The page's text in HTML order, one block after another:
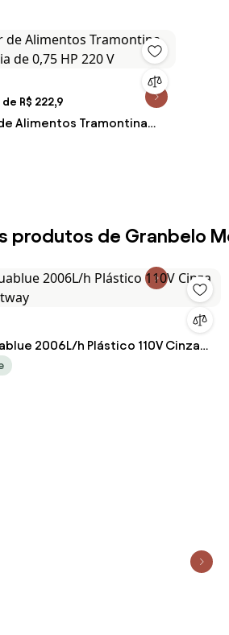
R$ 222,9
Alimentos Tramontina
produtos de Granbelo
2006L/h Plástico 110V Cinza